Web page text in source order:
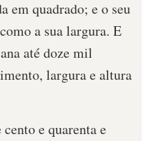
em quadrado; e o seu
a sua largura. E
até doze mil
largura e altura
e quarenta e